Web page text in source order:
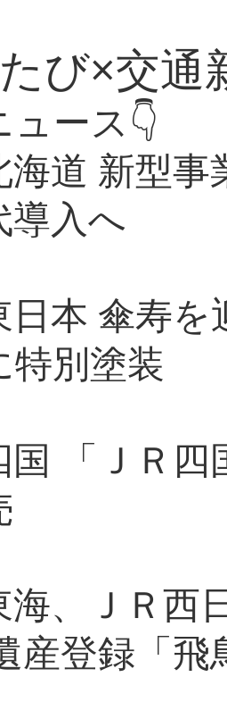
び×交通
ース👇
海道 新型
導入へ
日本 傘寿
特別塗装
国 「ＪＲ
海、ＪＲ西
産登録「